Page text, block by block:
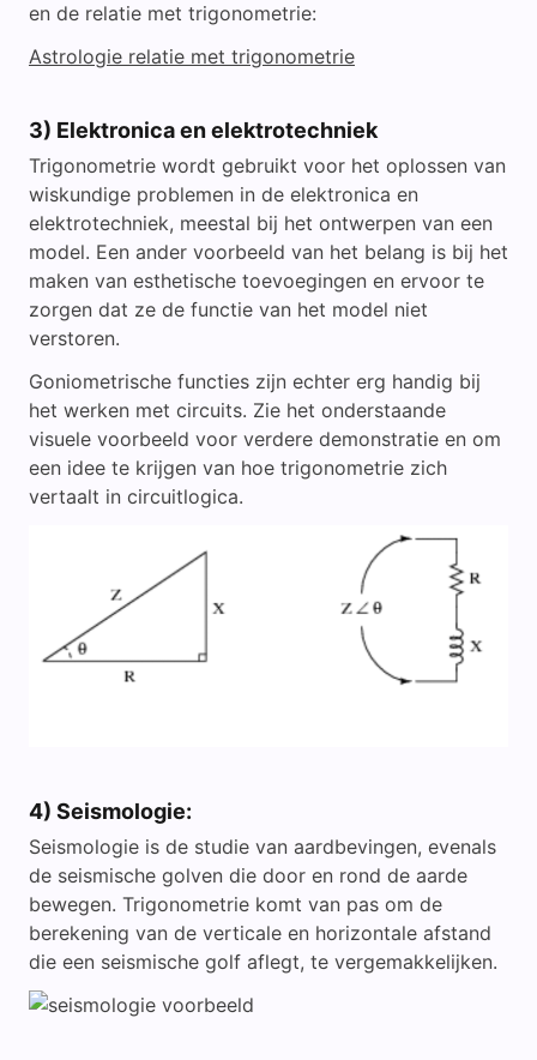
en de relatie met trigonometrie:
Astrologie relatie met trigonometrie
3) Elektronica en elektrotechniek
Trigonometrie wordt gebruikt voor het oplossen van
wiskundige problemen in de elektronica en
elektrotechniek, meestal bij het ontwerpen van een
model. Een ander voorbeeld van het belang is bij het
maken van esthetische toevoegingen en ervoor te
zorgen dat ze de functie van het model niet
verstoren.
Goniometrische functies zijn echter erg handig bij
het werken met circuits. Zie het onderstaande
visuele voorbeeld voor verdere demonstratie en om
een idee te krijgen van hoe trigonometrie zich
vertaalt in circuitlogica.
4) Seismologie:
Seismologie is de studie van aardbevingen, evenals
de seismische golven die door en rond de aarde
bewegen. Trigonometrie komt van pas om de
berekening van de verticale en horizontale afstand
die een seismische golf aflegt, te vergemakkelijken.